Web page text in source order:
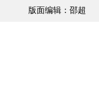
版面编辑：邵超